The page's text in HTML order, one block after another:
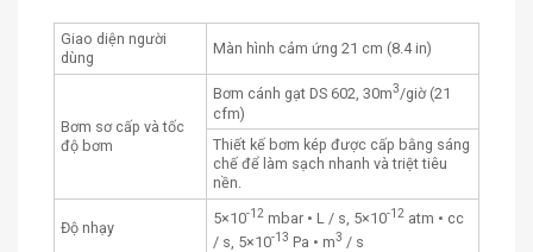
Giao diện người
dùng
Màn hình cảm ứng 21 cm (8.4 in)
Bơm sơ cấp và tốc
độ bơm
Bơm cánh gạt DS 602, 30m3/giờ (21
cfm)
Thiết kế bơm kép được cấp bằng sáng
chế để làm sạch nhanh và triệt tiêu
nền.
Độ nhạy
5×10-12 mbar • L / s, 5×10-12 atm • cc
/ s, 5×10-13 Pa • m3 / s